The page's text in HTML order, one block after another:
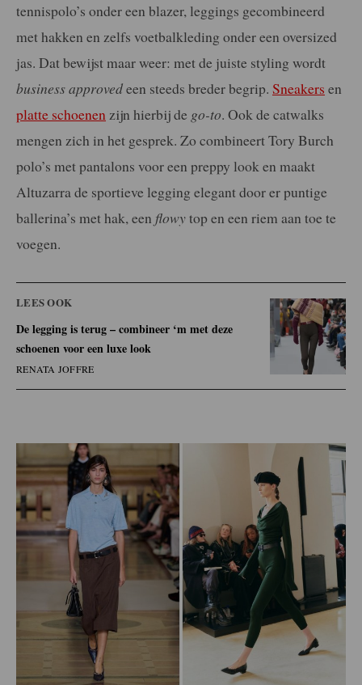
tennispolo’s onder een blazer, leggings gecombineerd
met hakken en zelfs voetbalkleding onder een oversized
jas. Dat bewijst maar weer: met de juiste styling wordt
business approvedeen steeds breder begrip. Sneakers en
platte schoenenzijn hierbij de go-to. Ook de catwalks
mengen zich in het gesprek. Zo combineert Tory Burch
polo’s met pantalons voor een preppy look en maakt
Altuzarra de sportieve legging elegant door er puntige
ballerina’s met hak, een flowytop en een riem aan toe te
voegen.
LEES OOK
De legging is terug – combineer ‘m met deze
schoenen voor een luxe look
RENATA JOFFRE